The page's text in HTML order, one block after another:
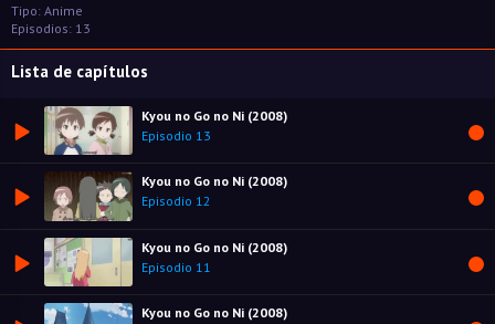
Tipo: Anime
Episodios: 13
Lista de capítulos
Kyou no Go no Ni (2008)
Episodio 13
Kyou no Go no Ni (2008)
Episodio 12
Kyou no Go no Ni (2008)
Episodio 11
Kyou no Go no Ni (2008)